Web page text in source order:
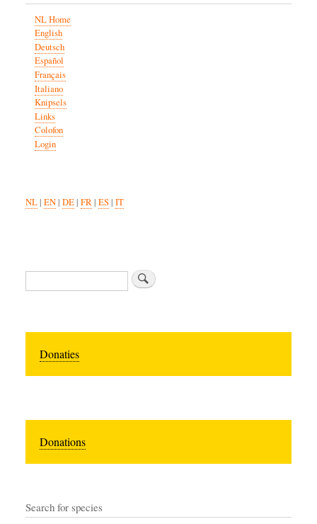
NL Home
English
Deutsch
Español
Français
Italiano
Knipsels
Links
Colofon
Login
NL| EN| DE| FR| ES| IT
Search
Donaties
Donations
Search for species